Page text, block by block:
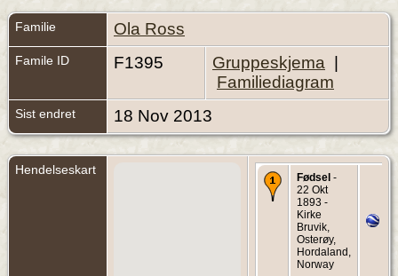
Familie Ola Ross
Famile ID F1395 Gruppeskjema
Familiediagram
Sist endret 18 Nov 2013
Hendelseskart
Fødsel -
22 Okt
1893 -
Kirke
Bruvik,
Osterøy,
Hordaland,
Norway